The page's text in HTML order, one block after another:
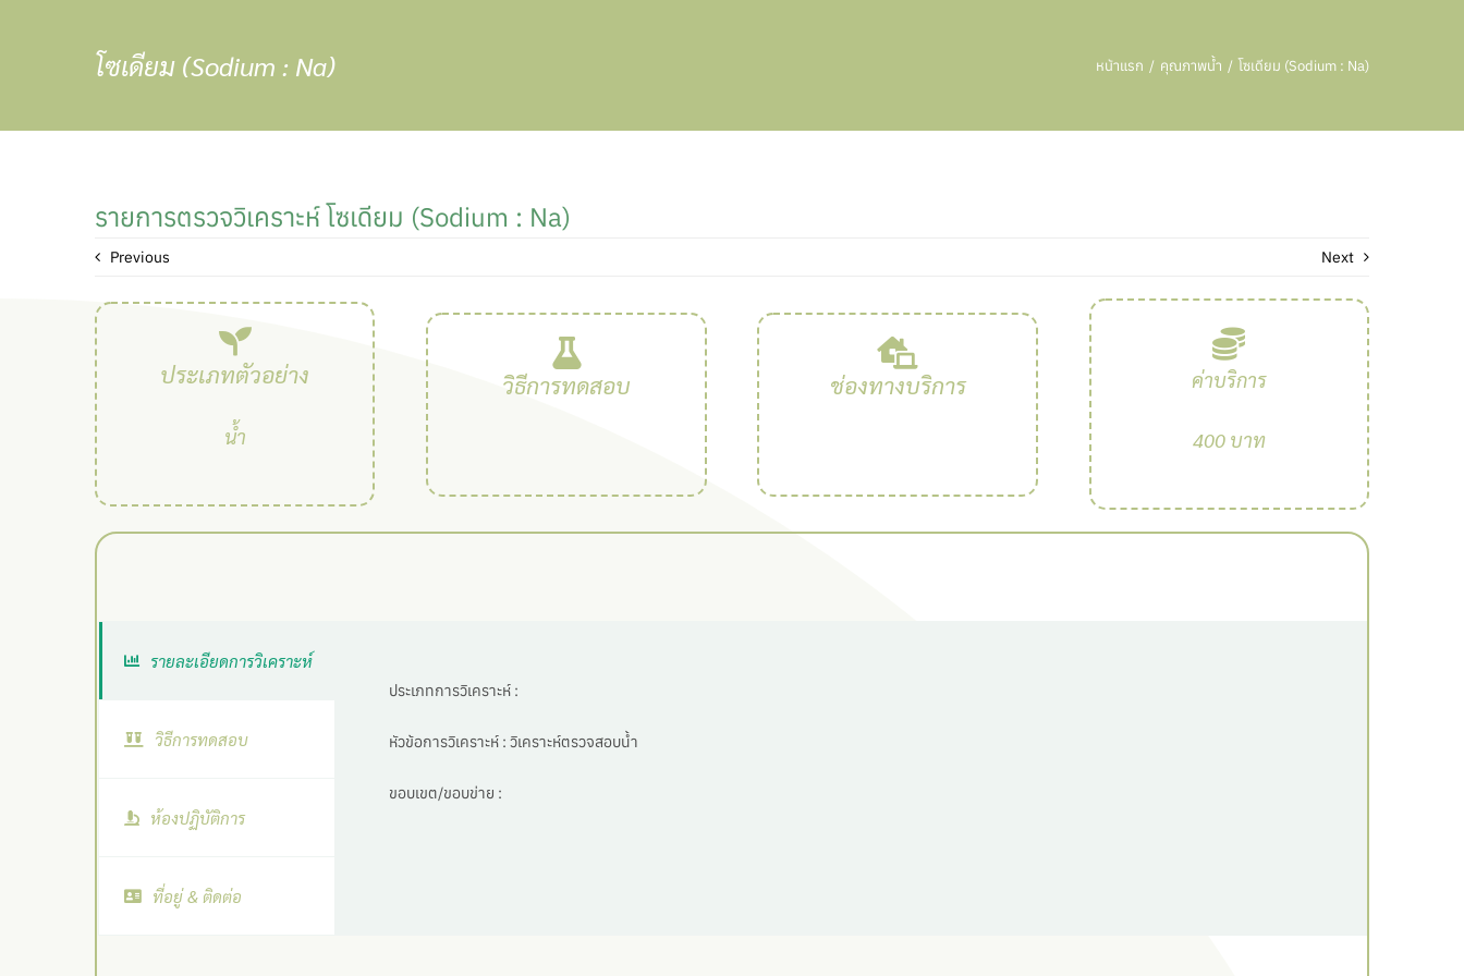
โซเดียม (Sodium : Na) หน้าแรก คุณภาพน้ำ โซเดียม (Sodium : Na)
รายการตรวจวิเคราะห์ โซเดียม (Sodium : Na)
Previous Next
ประเภทตัวอย่าง
น้ำ
วิธีการทดสอบ ช่องทางบริการ ค่าบริการ
400 บาท
รายละเอียดการวิเคราะห์
วิธีการทดสอบ
ห้องปฏิบัติการ
ที่อยู่ & ติดต่อ
ประเภทการวิเคราะห์ :
หัวข้อการวิเคราะห์ : วิเคราะห์ตรวจสอบน้ำ
ขอบเขต/ขอบข่าย :